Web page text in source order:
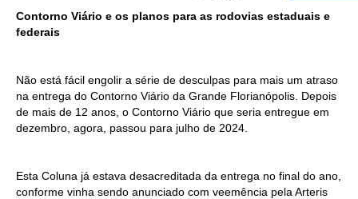
Contorno Viário e os planos para as rodovias estaduais e
federais
Não está fácil engolir a série de desculpas para mais um atraso
na entrega do Contorno Viário da Grande Florianópolis. Depois
de mais de 12 anos, o Contorno Viário que seria entregue em
dezembro, agora, passou para julho de 2024.
Esta Coluna já estava desacreditada da entrega no final do ano,
conforme vinha sendo anunciado com veemência pela Arteris